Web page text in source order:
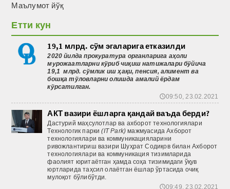
Маълумот йўқ
Етти кун
19,1 млрд. сўм эгаларига етказилди
2020 йилда прокуратура органларига аҳоли
мурожаатларни кўриб чиқиш натижалари бўйича
19,1 млрд. сўмлик иш ҳақи, пенсия, алимент ва
бошқа тўловларни олишда амалий ёрдам
кўрсатилган.
🕔09:50, 23.02.2021
АКТ вазири ёшларга қандай ваъда берди?
Дастурий маҳсулотлар ва ахборот технологиялари
Технологик парки(IT Park) мажмуасида Ахборот
технологиялари ва коммуникацияларини
ривожлантириш вазири Шуҳрат Содиқов билан Ахборот
технологиялари ва коммуникация тизимларида
фаолият юритаётган ҳамда соҳа тизимидаги ўқув
юртларида таҳсил олаётган ёшлар ўртасида очиқ
мулоқот бўлибўтди.
🕔09:49, 23.02.2021